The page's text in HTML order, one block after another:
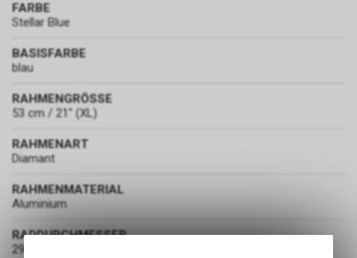
FARBE
Stellar Blue
BASISFARBE
blau
RAHMENGRÖSSE
53 cm / 21" (XL)
RAHMENART
Diamant
RAHMENMATERIAL
Aluminium
RADDURCHMESSER
29 Zoll